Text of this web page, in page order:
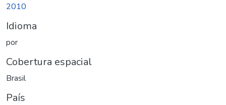
2010
Idioma
por
Cobertura espacial
Brasil
País